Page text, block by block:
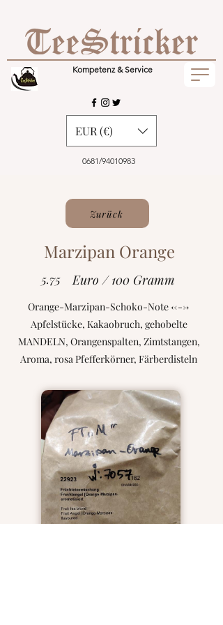
Kompetenz & Service
0681/94010983
EUR (€)
Zurück
Marzipan Orange
5.75 Euro / 100 Gramm
Orange-Marzipan-Schoko-Note <--->
Apfelstücke, Kakaobruch, gehobelte
MANDELN, Orangenspalten, Zimtstangen,
Aroma, rosa Pfefferkörner, Färberdisteln